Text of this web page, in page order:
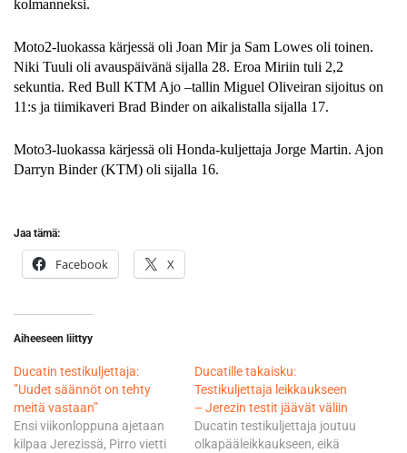
kolmanneksi.
Moto2-luokassa kärjessä oli Joan Mir ja Sam Lowes oli toinen.
Niki Tuuli oli avauspäivänä sijalla 28. Eroa Miriin tuli 2,2
sekuntia. Red Bull KTM Ajo –tallin Miguel Oliveiran sijoitus on
11:s ja tiimikaveri Brad Binder on aikalistalla sijalla 17.
Moto3-luokassa kärjessä oli Honda-kuljettaja Jorge Martin. Ajon
Darryn Binder (KTM) oli sijalla 16.
Jaa tämä:
Facebook X
Aiheeseen liittyy
Ducatin testikuljettaja:
”Uudet säännöt on tehty
meitä vastaan”
Ensi viikonloppuna ajetaan
kilpaa Jerezissä, Pirro vietti
Ducatille takaisku:
Testikuljettaja leikkaukseen
– Jerezin testit jäävät väliin
Ducatin testikuljettaja joutuu
olkapääleikkaukseen, eikä